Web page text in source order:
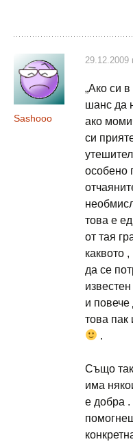
Sashooo
29.12.2009
„Ако си
шанс да
ако
си
особено
това е
от тая
каквото
да се
и
това пак
.
Също
има
е добра